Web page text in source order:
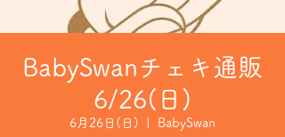
BabySwanチェキ通販
6/26(日)
6月26日(日) BabySwan